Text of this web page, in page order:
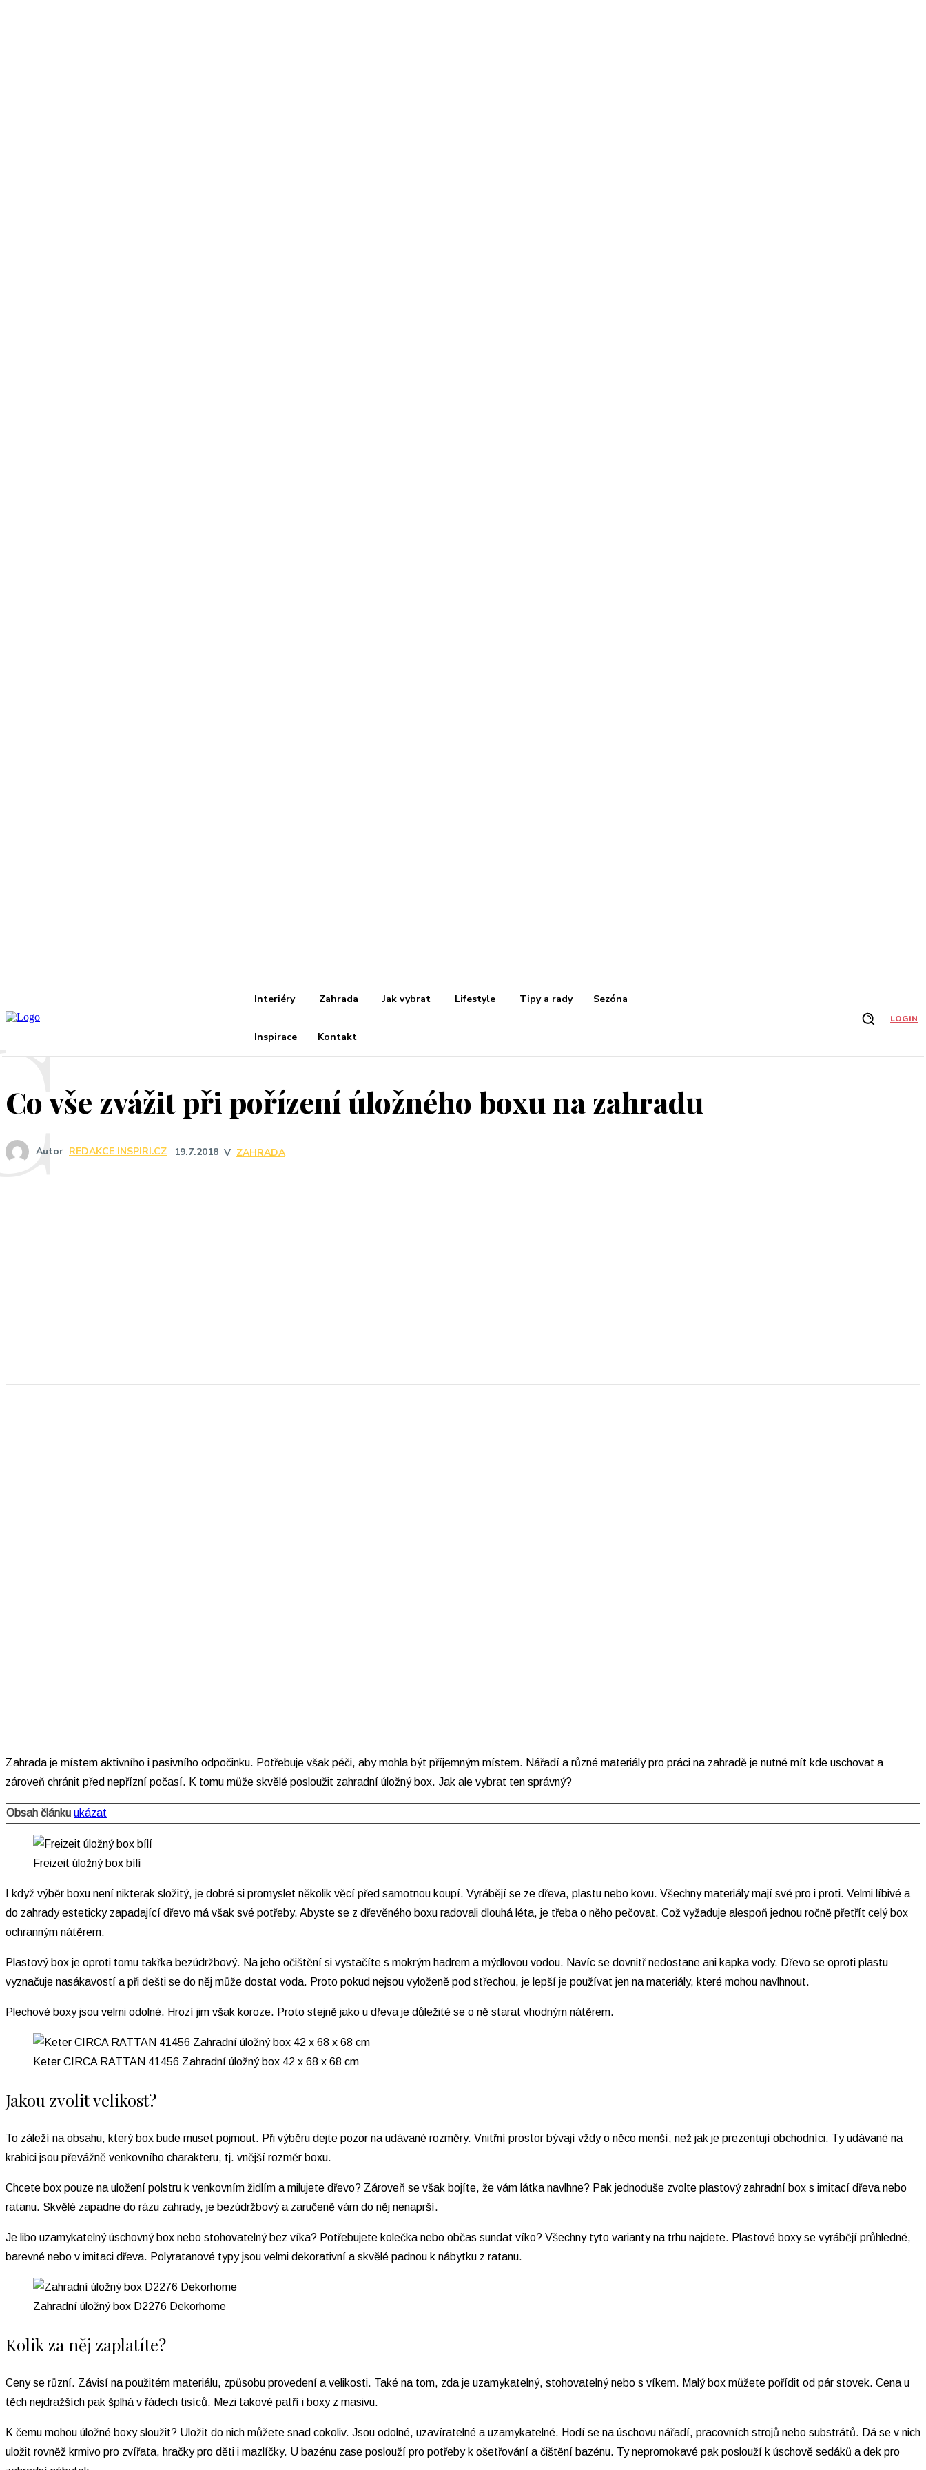
Interiéry Zahrada Jak vybrat Lifestyle Tipy a rady Sezóna
Inspirace Kontakt
LOGIN
Co vše zvážit při pořízení úložného boxu na zahradu
Autor REDAKCE INSPIRI.CZ 19.7.2018 V ZAHRADA
Zahrada je místem aktivního i pasivního odpočinku. Potřebuje však péči, aby mohla být příjemným místem. Nářadí a různé materiály pro práci na zahradě je nutné mít kde uschovat a
zároveň chránit před nepřízní počasí. K tomu může skvělé posloužit zahradní úložný box. Jak ale vybrat ten správný?
Obsah článku ukázat
Freizeit úložný box bílí
I když výběr boxu není nikterak složitý, je dobré si promyslet několik věcí před samotnou koupí. Vyrábějí se ze dřeva, plastu nebo kovu. Všechny materiály mají své pro i proti. Velmi líbivé a
do zahrady esteticky zapadající dřevo má však své potřeby. Abyste se z dřevěného boxu radovali dlouhá léta, je třeba o něho pečovat. Což vyžaduje alespoň jednou ročně přetřít celý box
ochranným nátěrem.
Plastový box je oproti tomu takřka bezúdržbový. Na jeho očištění si vystačíte s mokrým hadrem a mýdlovou vodou. Navíc se dovnitř nedostane ani kapka vody. Dřevo se oproti plastu
vyznačuje nasákavostí a při dešti se do něj může dostat voda. Proto pokud nejsou vyloženě pod střechou, je lepší je používat jen na materiály, které mohou navlhnout.
Plechové boxy jsou velmi odolné. Hrozí jim však koroze. Proto stejně jako u dřeva je důležité se o ně starat vhodným nátěrem.
Keter CIRCA RATTAN 41456 Zahradní úložný box 42 x 68 x 68 cm
Jakou zvolit velikost?
To záleží na obsahu, který box bude muset pojmout. Při výběru dejte pozor na udávané rozměry. Vnitřní prostor bývají vždy o něco menší, než jak je prezentují obchodníci. Ty udávané na
krabici jsou převážně venkovního charakteru, tj. vnější rozměr boxu.
Chcete box pouze na uložení polstru k venkovním židlím a milujete dřevo? Zároveň se však bojíte, že vám látka navlhne? Pak jednoduše zvolte plastový zahradní box s imitací dřeva nebo
ratanu. Skvělé zapadne do rázu zahrady, je bezúdržbový a zaručeně vám do něj nenaprší.
Je libo uzamykatelný úschovný box nebo stohovatelný bez víka? Potřebujete kolečka nebo občas sundat víko? Všechny tyto varianty na trhu najdete. Plastové boxy se vyrábějí průhledné,
barevné nebo v imitaci dřeva. Polyratanové typy jsou velmi dekorativní a skvělé padnou k nábytku z ratanu.
Zahradní úložný box D2276 Dekorhome
Kolik za něj zaplatíte?
Ceny se různí. Závisí na použitém materiálu, způsobu provedení a velikosti. Také na tom, zda je uzamykatelný, stohovatelný nebo s víkem. Malý box můžete pořídit od pár stovek. Cena u
těch nejdražších pak šplhá v řádech tisíců. Mezi takové patří i boxy z masivu.
K čemu mohou úložné boxy sloužit? Uložit do nich můžete snad cokoliv. Jsou odolné, uzavíratelné a uzamykatelné. Hodí se na úschovu nářadí, pracovních strojů nebo substrátů. Dá se v nich
uložit rovněž krmivo pro zvířata, hračky pro děti i mazlíčky. U bazénu zase poslouží pro potřeby k ošetřování a čištění bazénu. Ty nepromokavé pak poslouží k úschově sedáků a dek pro